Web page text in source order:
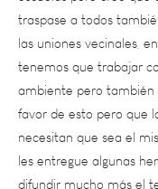
tenemos que
ambiente pero
favor de esto pero
necesitan que sea el
les entregue algunas
difundir mucho más